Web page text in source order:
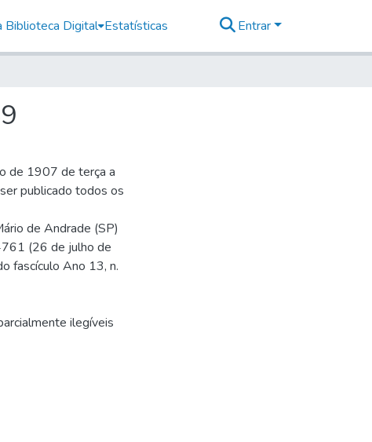
Biblioteca Digital Estatísticas Entrar
de 1907 de terça a
publicado todos os
de Andrade (SP)
(26 de julho de
fascículo Ano 13, n.
ilegíveis